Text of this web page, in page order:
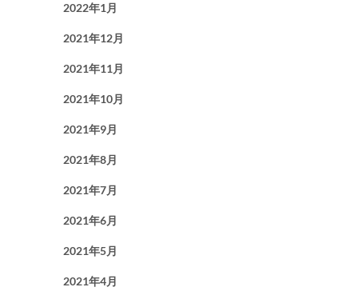
2022年1月
2021年12月
2021年11月
2021年10月
2021年9月
2021年8月
2021年7月
2021年6月
2021年5月
2021年4月